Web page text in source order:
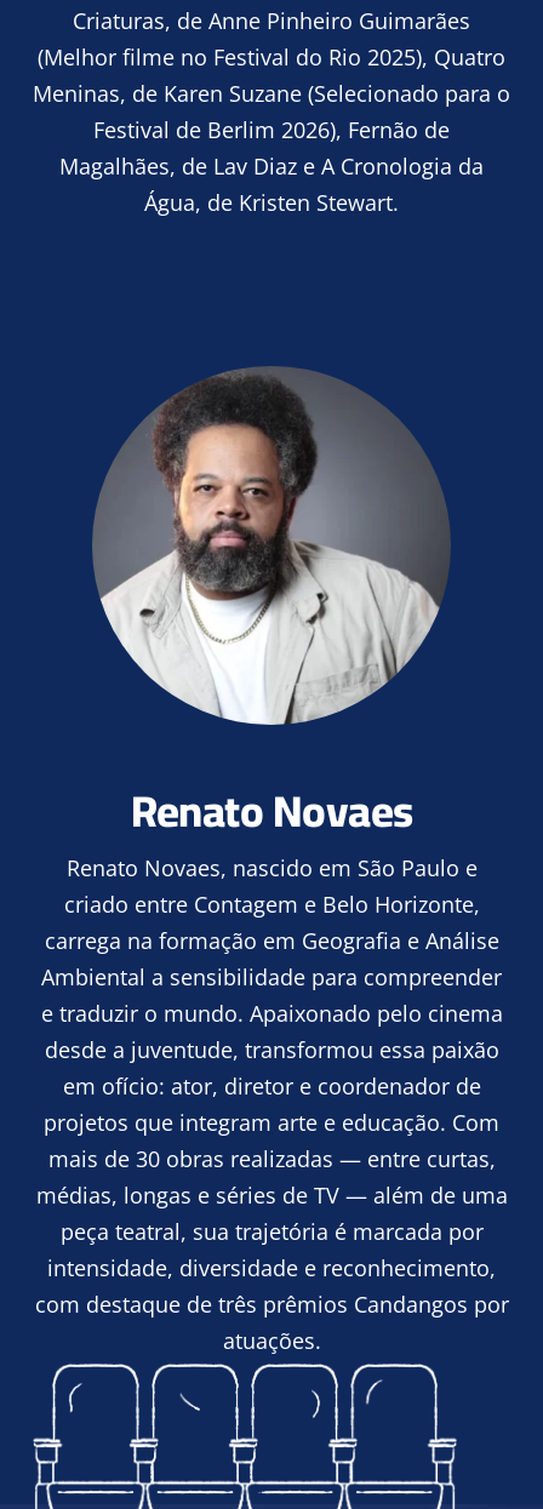
Criaturas, de Anne Pinheiro Guimarães
(Melhor filme no Festival do Rio 2025), Quatro
Meninas, de Karen Suzane (Selecionado para o
Festival de Berlim 2026), Fernão de
Magalhães, de Lav Diaz e A Cronologia da
Água, de Kristen Stewart.
Renato Novaes
Renato Novaes, nascido em São Paulo e
criado entre Contagem e Belo Horizonte,
carrega na formação em Geografia e Análise
Ambiental a sensibilidade para compreender
e traduzir o mundo. Apaixonado pelo cinema
desde a juventude, transformou essa paixão
em ofício: ator, diretor e coordenador de
projetos que integram arte e educação. Com
mais de 30 obras realizadas — entre curtas,
médias, longas e séries de TV — além de uma
peça teatral, sua trajetória é marcada por
intensidade, diversidade e reconhecimento,
com destaque de três prêmios Candangos por
atuações.